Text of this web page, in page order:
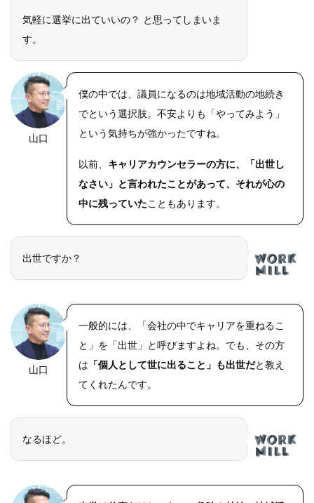
気軽に選挙に出ていいの？ と思ってしまいま
す。
山口
僕の中では、議員になるのは地域活動の地続き
でという選択肢。不安よりも「やってみよう」
という気持ちが強かったですね。
以前、 キャリアカウンセラーの方に、「出世し
なさい」と言われたことがあって、それが心の
中に残っていたこともあります。
出世ですか？
山口
一般的には、「会社の中でキャリアを重ねるこ
と」を「出世」と呼びますよね。でも、その方
は 「個人として世に出ること」も出世だと教え
てくれたんです。
なるほど。